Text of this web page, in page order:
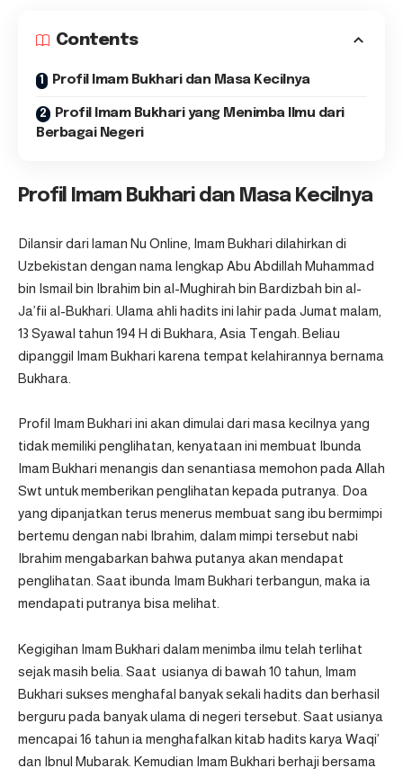
Contents
Profil Imam Bukhari dan Masa Kecilnya
Profil Imam Bukhari yang Menimba Ilmu dari
Berbagai Negeri
Profil Imam Bukhari dan Masa Kecilnya
Dilansir dari laman Nu Online , Imam Bukhari dilahirkan di
Uzbekistan dengan nama lengkap Abu Abdillah Muhammad
bin Ismail bin Ibrahim bin al-Mughirah bin Bardizbah bin al-
Ja’fii al-Bukhari. Ulama ahli hadits ini lahir pada Jumat malam,
13 Syawal tahun 194 H di Bukhara, Asia Tengah. Beliau
dipanggil Imam Bukhari karena tempat kelahirannya bernama
Bukhara.
Profil Imam Bukhari ini akan dimulai dari masa kecilnya yang
tidak memiliki penglihatan, kenyataan ini membuat Ibunda
Imam Bukhari menangis dan senantiasa memohon pada Allah
Swt untuk memberikan penglihatan kepada putranya. Doa
yang dipanjatkan terus menerus membuat sang ibu bermimpi
bertemu dengan nabi Ibrahim, dalam mimpi tersebut nabi
Ibrahim mengabarkan bahwa putanya akan mendapat
penglihatan. Saat ibunda Imam Bukhari terbangun, maka ia
mendapati putranya bisa melihat.
Kegigihan Imam Bukhari dalam menimba ilmu telah terlihat
sejak masih belia. Saat usianya di bawah 10 tahun, Imam
Bukhari sukses menghafal banyak sekali hadits dan berhasil
berguru pada banyak ulama di negeri tersebut. Saat usianya
mencapai 16 tahun ia menghafalkan kitab hadits karya Waqi’
dan Ibnul Mubarak. Kemudian Imam Bukhari berhaji bersama